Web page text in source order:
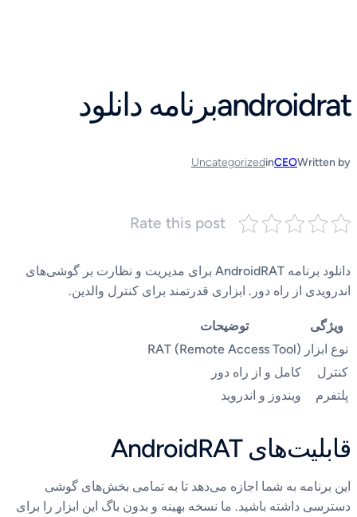
androidratبرنامه دانلود
Written by
CEO
in
Uncategorized
Rate this post
دانلود برنامه AndroidRAT برای مدیریت و نظارت بر گوشی‌های
اندرویدی از راه دور. ابزاری قدرتمند برای کنترل والدین.
ویژگی
توضیحات
نوع ابزار RAT (Remote Access Tool)
کنترل
کامل و از راه دور
پلتفرم
ویندوز و اندروید
قابلیت‌های AndroidRAT
این برنامه به شما اجازه می‌دهد تا به تمامی بخش‌های گوشی
دسترسی داشته باشید. ما نسخه بهینه و بدون باگ این ابزار را برای